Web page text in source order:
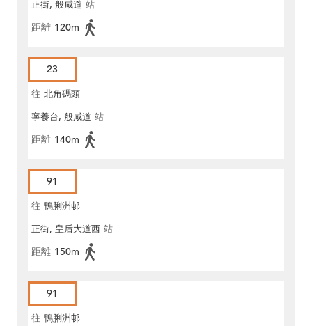
正街, 般咸道 站
距離 120m
23
往 北角碼頭
寧養台, 般咸道 站
距離 140m
91
往 鴨脷洲邨
正街, 皇后大道西 站
距離 150m
91
往 鴨脷洲邨